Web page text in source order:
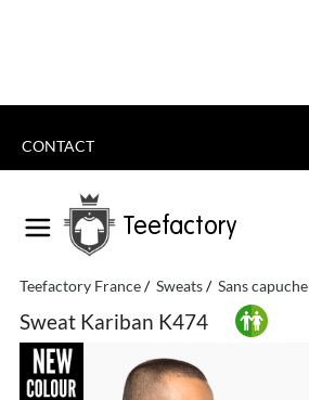
CONTACT
Teefactory
Teefactory France Sweats Sans capuche
Sweat Kariban K474